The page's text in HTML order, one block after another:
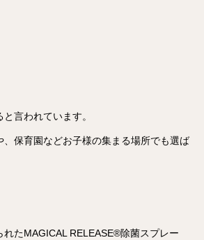
言われています。
保育園などお子様の集まる場所でも選ば
たMAGICAL RELEASE®︎除菌スプレー